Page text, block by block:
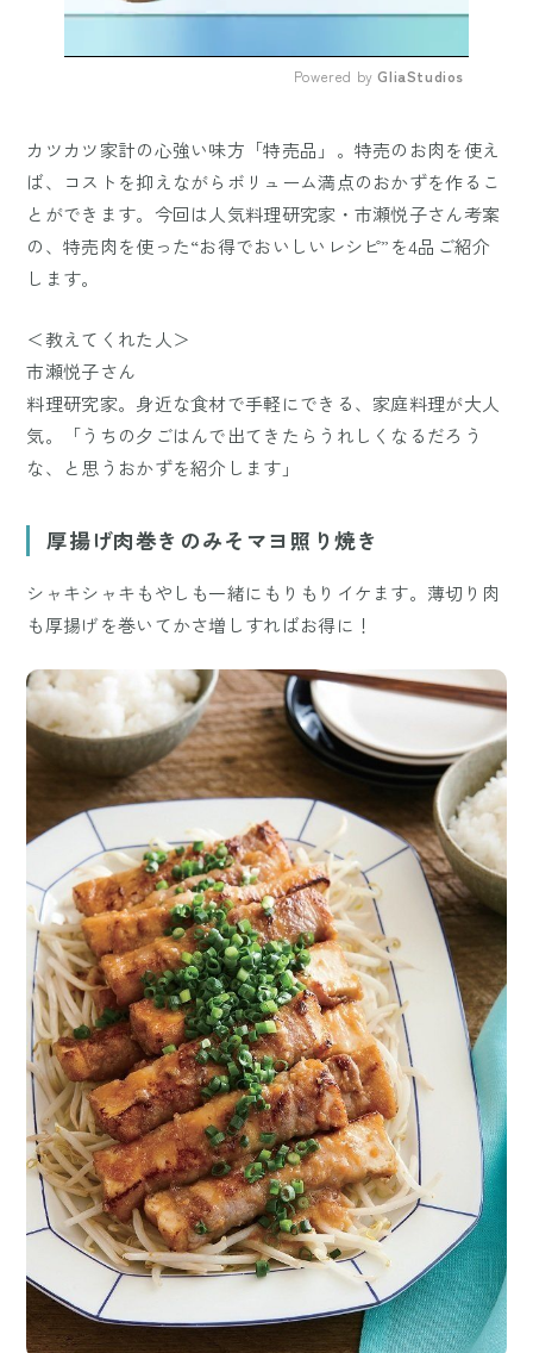
Powered by GliaStudios
カツカツ家計の心強い味方「特売品」。特売のお肉を使え
ば、コストを抑えながらボリューム満点のおかずを作るこ
とができます。今回は人気料理研究家・市瀬悦子さん考案
の、特売肉を使った“お得でおいしいレシピ”を4品ご紹介
します。
＜教えてくれた人＞
市瀬悦子さん
料理研究家。身近な食材で手軽にできる、家庭料理が大人
気。「うちの夕ごはんで出てきたらうれしくなるだろう
な、と思うおかずを紹介します」
厚揚げ肉巻きのみそマヨ照り焼き
シャキシャキもやしも一緒にもりもりイケます。薄切り肉
も厚揚げを巻いてかさ増しすればお得に！